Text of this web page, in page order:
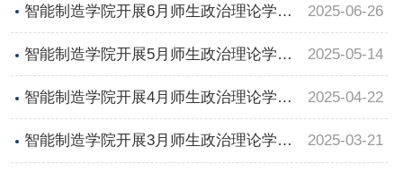
及支部主题党日活动
智能制造学院开展6月师生政治理论学习
及支部主题党日活动
2025-06-26
智能制造学院开展5月师生政治理论学习
及支部主题党日活动
2025-05-14
智能制造学院开展4月师生政治理论学习
及支部主题党日活动
2025-04-22
智能制造学院开展3月师生政治理论学习 2025-03-21